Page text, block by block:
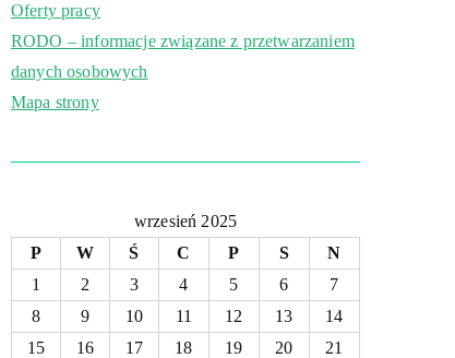
Oferty pracy
RODO – informacje związane z przetwarzaniem
danych osobowych
Mapa strony
wrzesień 2025
P
W Ś C P S
N
1
2 3 4 5 6
7
8
9 10 11 12 13
14
15
16 17 18 19 20
21